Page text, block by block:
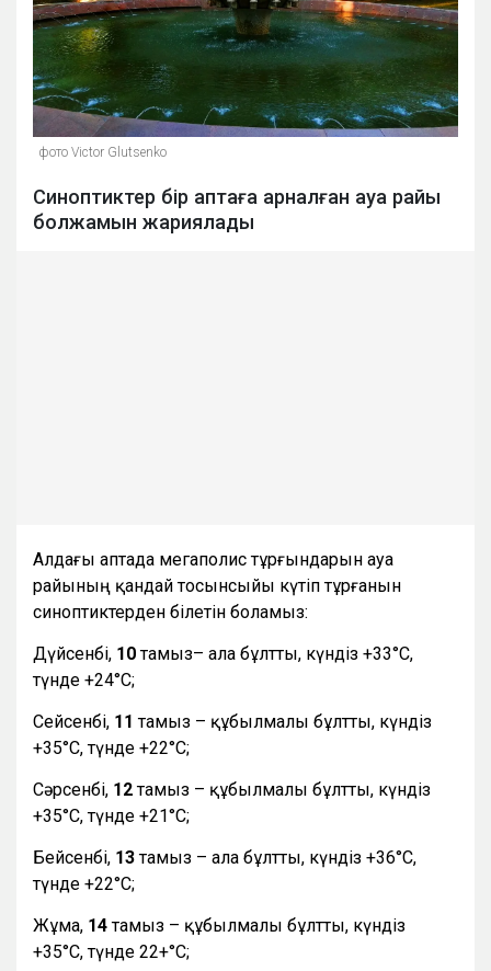
фото Victor Glutsenko
Синоптиктер бір аптаға арналған ауа райы
болжамын жариялады
Алдағы аптада мегаполис тұрғындарын ауа
райының қандай тосынсыйы күтіп тұрғанын
синоптиктерден білетін боламыз:
Дүйсенбі, 10тамыз– ала бұлтты, күндіз +33°С,
түнде +24°С;
Сейсенбі, 11тамыз – құбылмалы бұлтты, күндіз
+35°С, түнде +22°С;
Сәрсенбі, 12тамыз – құбылмалы бұлтты, күндіз
+35°С, түнде +21°С;
Бейсенбі, 13тамыз – ала бұлтты, күндіз +36°С,
түнде +22°С;
Жұма, 14тамыз – құбылмалы бұлтты, күндіз
+35°С, түнде 22+°С;